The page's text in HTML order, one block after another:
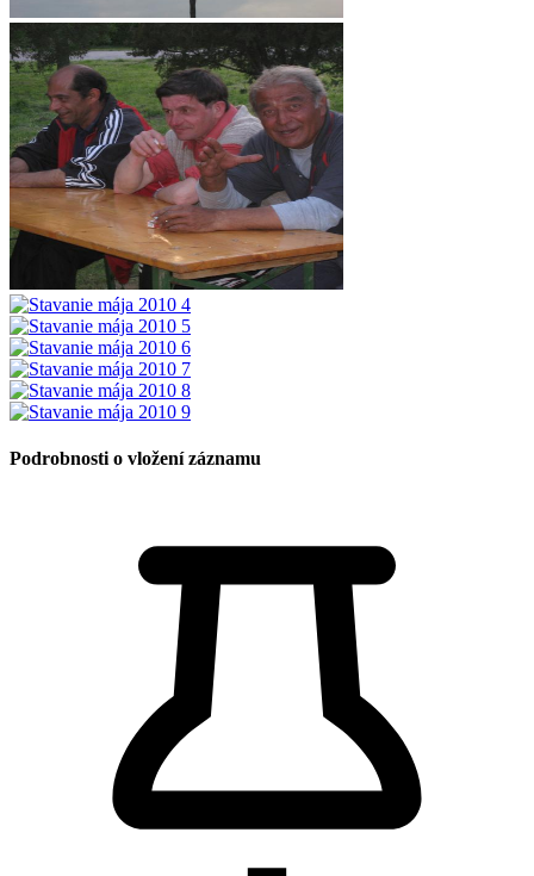
Podrobnosti o vložení záznamu